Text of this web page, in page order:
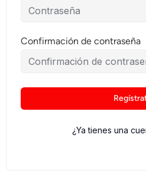
Confirmación de contraseña
¿Ya tienes una